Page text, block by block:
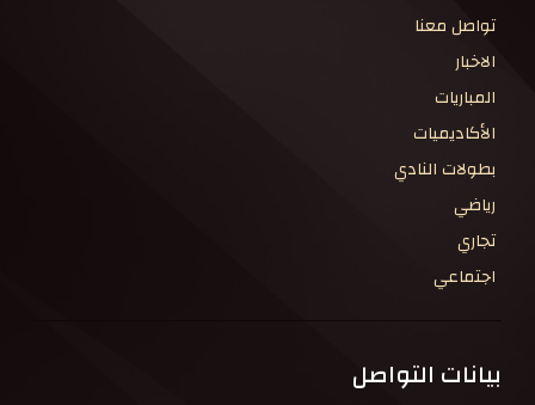
تواصل معنا
الاخبار
المباريات
الأكاديميات
بطولات النادي
رياضي
تجاري
اجتماعي
بيانات التواصل